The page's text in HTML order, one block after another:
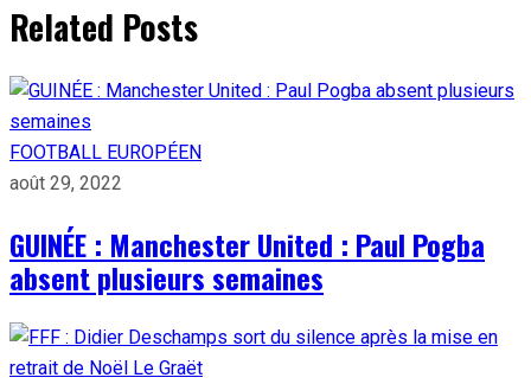
Related Posts
FOOTBALL EUROPÉEN
août 29, 2022
GUINÉE : Manchester United : Paul Pogba
absent plusieurs semaines